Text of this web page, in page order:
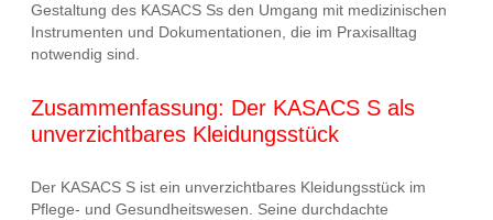
Gestaltung des KASACS Ss den Umgang mit medizinischen
Instrumenten und Dokumentationen, die im Praxisalltag
notwendig sind.
Zusammenfassung: Der KASACS S als
unverzichtbares Kleidungsstück
Der KASACS S ist ein unverzichtbares Kleidungsstück im
Pflege- und Gesundheitswesen. Seine durchdachte